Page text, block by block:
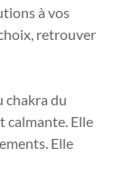
à vos
retrouver
chakra du
calmante. Elle
Elle